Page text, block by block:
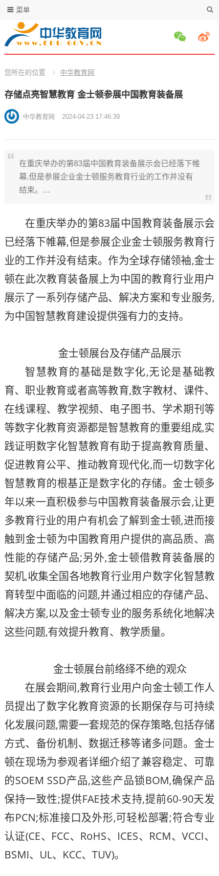
菜单
您所在的位置 中华教育网
存储点亮智慧教育 金士顿参展中国教育装备展
中华教育网 2024-04-23 17:46:39
在重庆举办的第83届中国教育装备展示会已经落下帷
幕,但是参展企业金士顿服务教育行业的工作并没有
结束。…
在重庆举办的第83届中国教育装备展示会
已经落下帷幕,但是参展企业金士顿服务教育行
业的工作并没有结束。作为全球存储领袖,金士
顿在此次教育装备展上为中国的教育行业用户
展示了一系列存储产品、解决方案和专业服务,
为中国智慧教育建设提供强有力的支持。
金士顿展台及存储产品展示
智慧教育的基础是数字化,无论是基础教
育、职业教育或者高等教育,数字教材、课件、
在线课程、教学视频、电子图书、学术期刊等
等数字化教育资源都是智慧教育的重要组成,实
践证明数字化智慧教育有助于提高教育质量、
促进教育公平、推动教育现代化,而一切数字化
智慧教育的根基正是数字化的存储。金士顿多
年以来一直积极参与中国教育装备展示会,让更
多教育行业的用户有机会了解到金士顿,进而接
触到金士顿为中国教育用户提供的高品质、高
性能的存储产品;另外,金士顿借教育装备展的
契机,收集全国各地教育行业用户数字化智慧教
育转型中面临的问题,并通过相应的存储产品、
解决方案,以及金士顿专业的服务系统化地解决
这些问题,有效提升教育、教学质量。
金士顿展台前络绎不绝的观众
在展会期间,教育行业用户向金士顿工作人
员提出了数字化教育资源的长期保存与可持续
化发展问题,需要一套规范的保存策略,包括存储
方式、备份机制、数据迁移等诸多问题。金士
顿在现场为参观者详细介绍了兼容稳定、可靠
的SOEM SSD产品,这些产品锁BOM,确保产品
保持一致性;提供FAE技术支持,提前60-90天发
布PCN;标准接口及外形,可轻松部署;符合专业
认证(CE、FCC、RoHS、ICES、RCM、VCCI、
BSMI、UL、KCC、TUV)。